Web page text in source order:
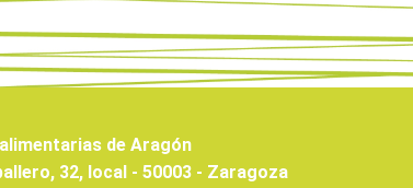
de Aragón
32, local - 50003 - Zaragoza